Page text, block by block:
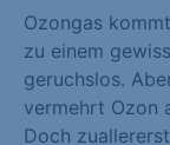
Ozongas
zu einem
geruchslos.
vermehrt Ozon
Doch